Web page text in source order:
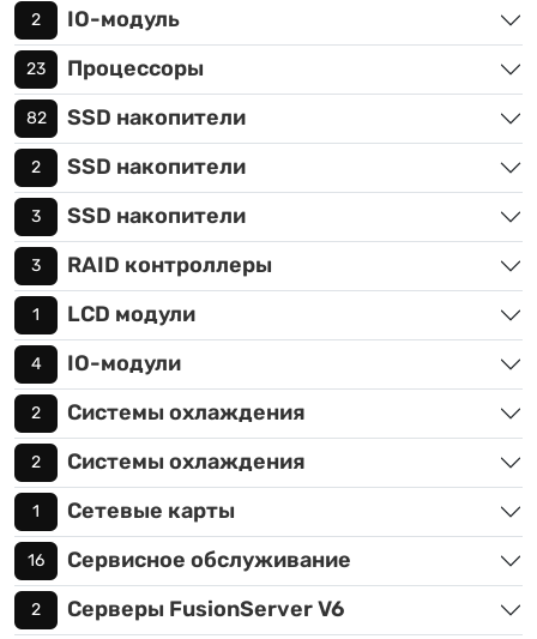
2 IO-модуль
23 Процессоры
82 SSD накопители
2 SSD накопители
3 SSD накопители
3 RAID контроллеры
1 LCD модули
4 IO-модули
2 Системы охлаждения
2 Системы охлаждения
1 Сетевые карты
16 Сервисное обслуживание
2 Серверы FusionServer V6